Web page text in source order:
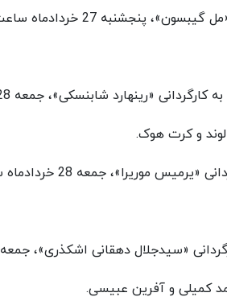
27 خردادماه ساعت 23.
شابنسکی»، جمعه 28 خردادماه ساعت 1 بامداد.
لوند و کرت هوک.
جمعه 28 خردادماه ساعت 11 صبح.
دهقانی اشکذری»، جمعه 28 خردادماه ساعت 13.
کمیلی و آفرین عبیسی.